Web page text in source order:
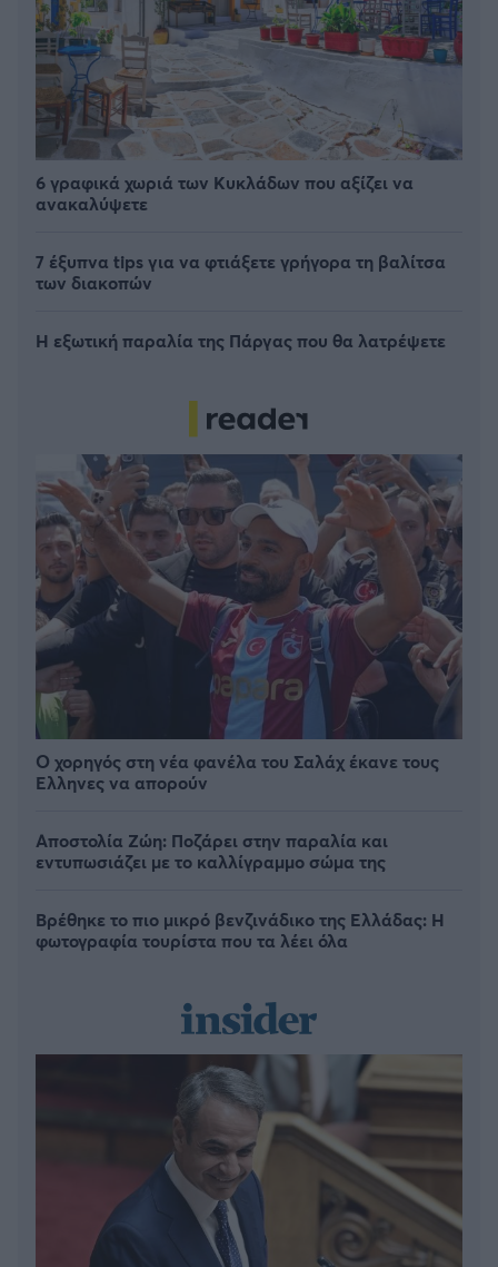
6 γραφικά χωριά των Κυκλάδων που αξίζει να
ανακαλύψετε
7 έξυπνα tips για να φτιάξετε γρήγορα τη βαλίτσα
των διακοπών
Η εξωτική παραλία της Πάργας που θα λατρέψετε
Ο χορηγός στη νέα φανέλα του Σαλάχ έκανε τους
Έλληνες να απορούν
Αποστολία Ζώη: Ποζάρει στην παραλία και
εντυπωσιάζει με το καλλίγραμμο σώμα της
Βρέθηκε το πιο μικρό βενζινάδικο της Ελλάδας: Η
φωτογραφία τουρίστα που τα λέει όλα